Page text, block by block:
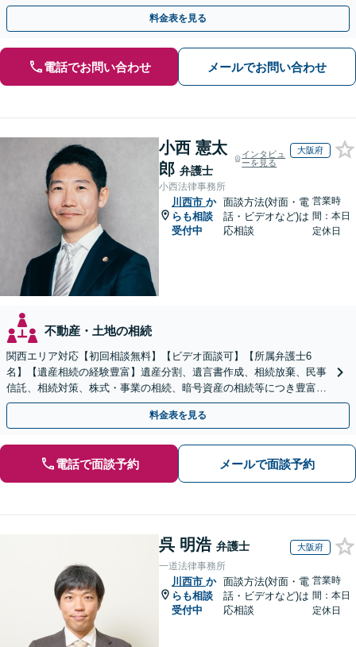
談初回無料】【休日夜間対応可】【オンライン可能】
料金表を見る
電話でお問い合わせ メールでお問い合わせ
小西 憲太
郎 弁護士
インタビュ
ーを見る
大阪府
小西法律事務所
川西市 か
らも相談
受付中
面談方法(対面・電
話・ビデオなど)は
応相談
営業時
間：本日
定休日
不動産・土地の相続
関西エリア対応【初回相談無料】【ビデオ面談可】【所属弁護士6
名】【遺産相続の経験豊富】遺産分割、遺言書作成、相続放棄、民事
信託、相続対策、株式・事業の相続、暗号資産の相続等につき豊富な
対応実績。【バリアフリー】【完全個室対応】
料金表を見る
電話で面談予約 メールで面談予約
呉 明浩 弁護士 大阪府
一道法律事務所
川西市 か
らも相談
受付中
面談方法(対面・電
話・ビデオなど)は
応相談
営業時
間：本日
定休日